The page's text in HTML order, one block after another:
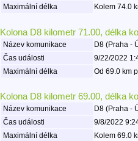
Maximální délka
Kolem 74.0
Kolona D8 kilometr 71.00, délka
Název komunikace
D8 (Praha -
Čas události
9/22/2022
Maximální délka
Od 69.0 km
Kolona D8 kilometr 69.00, délka
Název komunikace
D8 (Praha -
Čas události
9/8/2022
Maximální délka
Kolem 69.0